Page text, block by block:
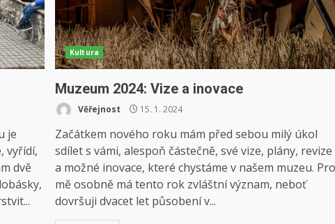
je
vyřídí,
dvě
Kultura
Muzeum 2024: Vize a inovace
Věřejnost 15. 1. 2024
Začátkem nového roku mám před sebou milý úkol
sdílet s vámi, alespoň částečně, své vize, plány, revize
a možné inovace, které chystáme v našem muzeu.
mě osobně má tento rok zvláštní význam, neboť
dovršuji dvacet let působení v...